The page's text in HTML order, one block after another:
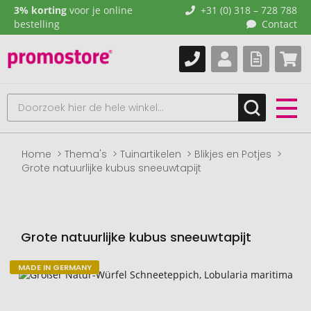
3% korting voor je online
bestelling
+31 (0) 318 – 728 788
Contact
Home Thema's Tuinartikelen
Blikjes en Potjes
Grote natuurlijke kubus sneeuwtapijt
Grote natuurlijke kubus sneeuwtapijt
Naar
MADE IN GERMANY